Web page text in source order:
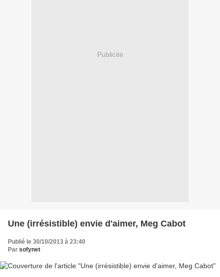
Publicité
Une (irrésistible) envie d'aimer, Meg Cabot
Publié le 30/10/2013 à 23:40
Par sofynet